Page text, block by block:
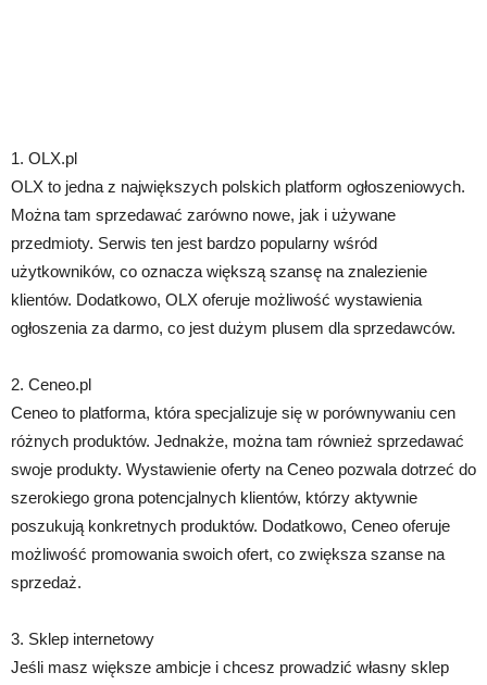
1. OLX.pl
OLX to jedna z największych polskich platform ogłoszeniowych.
Można tam sprzedawać zarówno nowe, jak i używane
przedmioty. Serwis ten jest bardzo popularny wśród
użytkowników, co oznacza większą szansę na znalezienie
klientów. Dodatkowo, OLX oferuje możliwość wystawienia
ogłoszenia za darmo, co jest dużym plusem dla sprzedawców.
2. Ceneo.pl
Ceneo to platforma, która specjalizuje się w porównywaniu cen
różnych produktów. Jednakże, można tam również sprzedawać
swoje produkty. Wystawienie oferty na Ceneo pozwala dotrzeć do
szerokiego grona potencjalnych klientów, którzy aktywnie
poszukują konkretnych produktów. Dodatkowo, Ceneo oferuje
możliwość promowania swoich ofert, co zwiększa szanse na
sprzedaż.
3. Sklep internetowy
Jeśli masz większe ambicje i chcesz prowadzić własny sklep